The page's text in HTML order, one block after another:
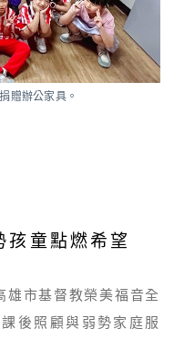
贈辦公家具。
童點燃希望
雄市基督教榮美福音全
後照顧與弱勢家庭服